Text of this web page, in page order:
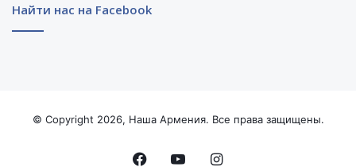
Найти нас на Facebook
© Copyright 2026, Наша Армения. Все права защищены.
FacebookYouTubeInstagram